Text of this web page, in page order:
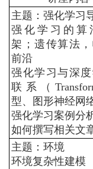
主题：强化学习
强化学习的算
架；遗传算法
前沿
强化学习与深
联系
（
型、图形神经网
强化学习案例分
如何撰写相关文
主题：环境
环境复杂性建模